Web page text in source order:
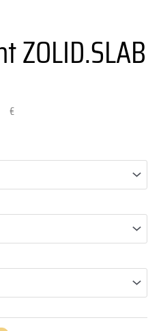
ZOLID.SLAB
€